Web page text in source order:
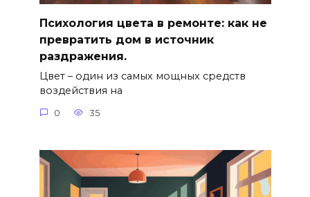
Психология цвета в ремонте: как не
превратить дом в источник
раздражения.
Цвет – один из самых мощных средств
воздействия на
0 35